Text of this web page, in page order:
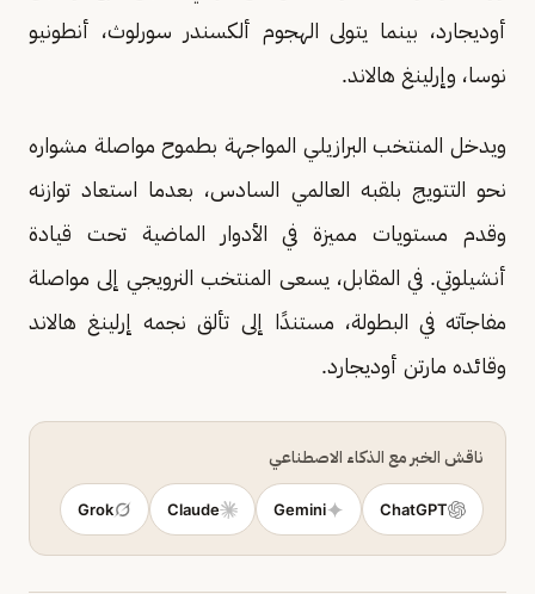
أوديجارد، بينما يتولى الهجوم ألكسندر سورلوث، أنطونيو
نوسا، وإرلينغ هالاند.
ويدخل المنتخب البرازيلي المواجهة بطموح مواصلة مشواره
نحو التتويج بلقبه العالمي السادس، بعدما استعاد توازنه
وقدم مستويات مميزة في الأدوار الماضية تحت قيادة
أنشيلوتي. في المقابل، يسعى المنتخب النرويجي إلى مواصلة
مفاجآته في البطولة، مستندًا إلى تألق نجمه إرلينغ هالاند
وقائده مارتن أوديجارد.
ناقش الخبر مع الذكاء الاصطناعي
ChatGPT
Gemini
Claude
Grok